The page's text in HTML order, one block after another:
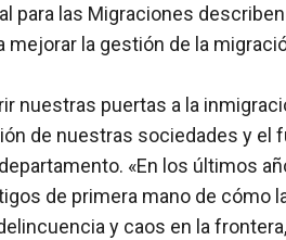
para las Migraciones
la gestión de la
nuestras puertas a la
de nuestras sociedades y el
«En los últimos
de primera mano de cómo
y caos en la